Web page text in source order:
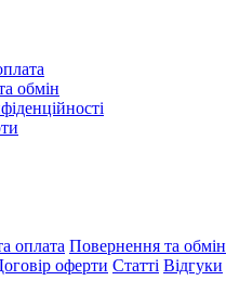
обмін
оплата Повернення та обмін
оферти Статті Відгуки